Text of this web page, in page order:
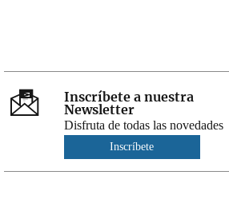
Inscríbete a nuestra
Newsletter
Disfruta de todas las novedades
Inscríbete